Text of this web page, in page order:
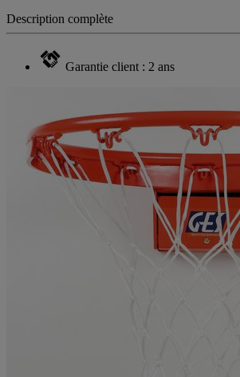
Description complète
Garantie client : 2 ans